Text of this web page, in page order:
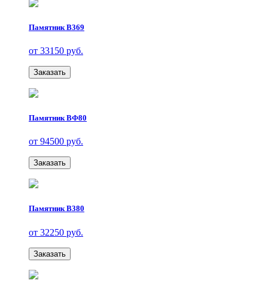
Памятник В369
от 33150 руб.
Заказать
Памятник ВФ80
от 94500 руб.
Заказать
Памятник В380
от 32250 руб.
Заказать